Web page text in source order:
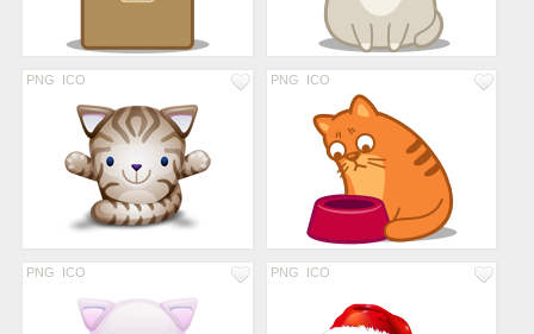
PNG ICO PNG ICO
PNG ICO PNG ICO